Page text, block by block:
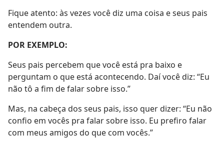
Fique atento: às vezes você diz uma coisa e seus pais
entendem outra.
POR EXEMPLO:
Seus pais percebem que você está pra baixo e
perguntam o que está acontecendo. Daí você diz: “Eu
não tô a fim de falar sobre isso.”
Mas, na cabeça dos seus pais, isso quer dizer: “Eu não
confio em vocês pra falar sobre isso. Eu prefiro falar
com meus amigos do que com vocês.”